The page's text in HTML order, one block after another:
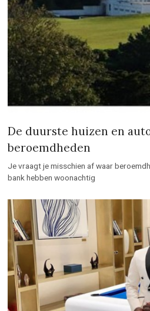
De duurste huizen en
beroemdheden
Je vraagt je misschien af waar
bank hebben woonachtig